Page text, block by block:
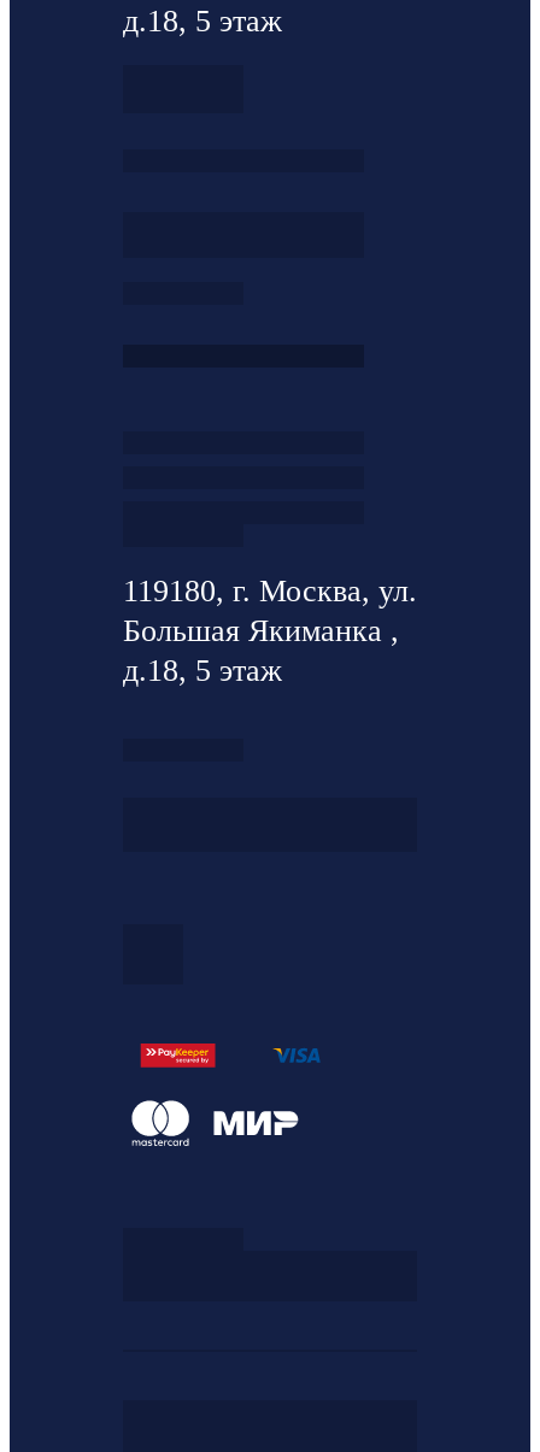
д.18, 5 этаж
119180, г. Москва, ул.
Большая Якиманка ,
д.18, 5 этаж